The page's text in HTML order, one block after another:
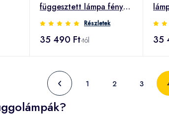
függesztett lámpa fény
fenyő 3fl lineáris
Részletek
35 490 Ft-tól 35
1 2 3